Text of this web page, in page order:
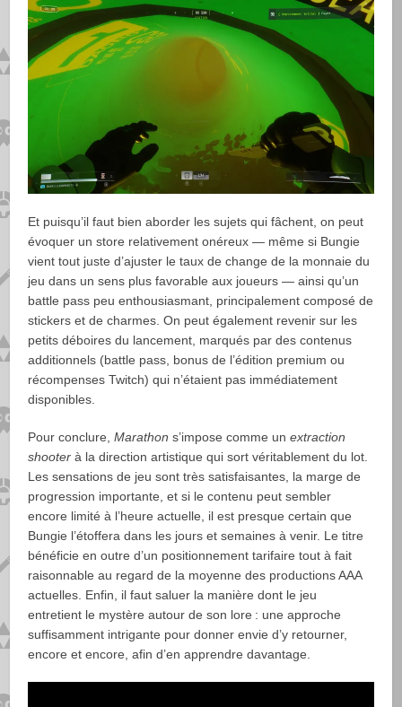
Et puisqu’il faut bien aborder les sujets qui fâchent, on peut
évoquer un store relativement onéreux — même si Bungie
vient tout juste d’ajuster le taux de change de la monnaie du
jeu dans un sens plus favorable aux joueurs — ainsi qu’un
battle pass peu enthousiasmant, principalement composé de
stickers et de charmes. On peut également revenir sur les
petits déboires du lancement, marqués par des contenus
additionnels (battle pass, bonus de l’édition premium ou
récompenses Twitch) qui n’étaient pas immédiatement
disponibles.
Pour conclure,Marathon s’impose comme unextraction
shooter à la direction artistique qui sort véritablement du lot.
Les sensations de jeu sont très satisfaisantes, la marge de
progression importante, et si le contenu peut sembler
encore limité à l’heure actuelle, il est presque certain que
Bungie l’étoffera dans les jours et semaines à venir. Le titre
bénéficie en outre d’un positionnement tarifaire tout à fait
raisonnable au regard de la moyenne des productions AAA
actuelles. Enfin, il faut saluer la manière dont le jeu
entretient le mystère autour de son lore : une approche
suffisamment intrigante pour donner envie d’y retourner,
encore et encore, afin d’en apprendre davantage.